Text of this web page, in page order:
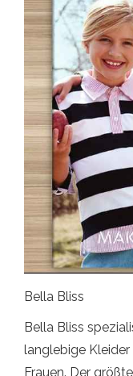
Bella Bliss
Bella Bliss
langlebige Kleider
Frauen. Der